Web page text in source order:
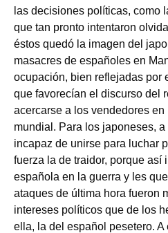
las decisiones políticas, como
que tan pronto intentaron
éstos quedó la imagen del
masacres de españoles en
ocupación, bien reflejadas por
que favorecían el discurso del
acercarse a los vendedores
mundial. Para los japoneses,
incapaz de unirse para luchar
fuerza la de traidor, porque así
española en la guerra y les
ataques de última hora fueron
intereses políticos que de los
ella, la del español pesetero.